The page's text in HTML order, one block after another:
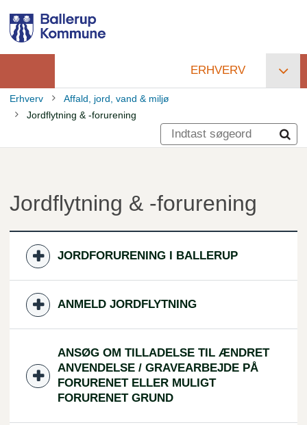
hovedindhold
Primær
navigation
ERHVERV
Brødkrumme
Erhverv
Affald, jord, vand & miljø
Jordflytning & -forurening
Jordflytning & -forurening
JORDFORURENING I BALLERUP
ANMELD JORDFLYTNING
ANSØG OM TILLADELSE TIL ÆNDRET
ANVENDELSE / GRAVEARBEJDE PÅ
FORURENET ELLER MULIGT
FORURENET GRUND